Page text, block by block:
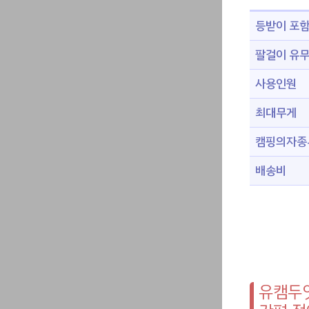
등받이 포
팔걸이 유무
사용인원
최대무게
캠핑의자
배송비
유캠